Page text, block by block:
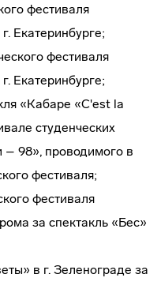
фестиваля
Екатеринбурге;
фестиваля
Екатеринбурге;
«Кабаре «C'est la
студенческих
– 98», проводимого в
фестиваля;
фестиваля
за спектакль «Бес»
в г. Зеленограде за